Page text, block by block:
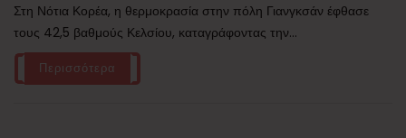
Στη Νότια Κορέα, η θερμοκρασία στην πόλη Γιανγκσάν έφθασε
τους 42,5 βαθμούς Κελσίου, καταγράφοντας την...
Περισσότερα